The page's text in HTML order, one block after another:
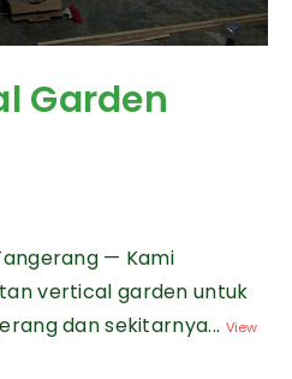
Garden
— Kami
vertical garden untuk
dan sekitarnya... View